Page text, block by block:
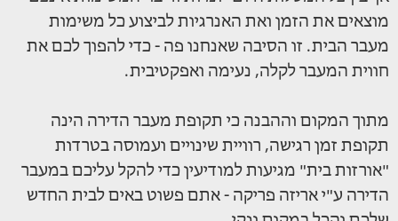
מוצאים את הזמן ואת האנרגיות לביצוע כל משימות
מעבר הבית. זו הסיבה שאנחנו פה - כדי להפוך לכם את
חווית המעבר לקלה, נעימה ואפקטיבית.
מתוך המקום וההבנה כי תקופת מעבר הדירה הינה
תקופת זמן רגישה, רוויית שינויים ועמוסה בטרדות
"אורזות בית" מגיעות למודיעין כדי להקל עליכם במעבר
הדירה ע"י אריזה פריקה - אתם פשוט באים לבית החדש